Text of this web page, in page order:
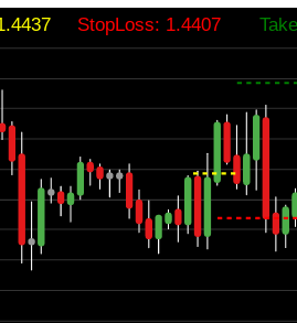
StopLoss: 1.4407